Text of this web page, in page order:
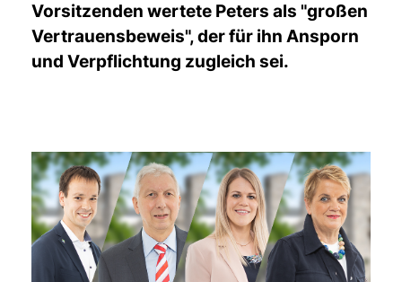
Vorsitzenden wertete Peters als "großen
Vertrauensbeweis", der für ihn Ansporn
und Verpflichtung zugleich sei.